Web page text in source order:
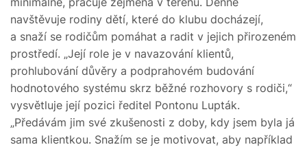
navštěvuje rodiny dětí, které do klubu docházejí,
a snaží se rodičům pomáhat a radit v jejich přirozeném
prostředí. „Její role je v navazování klientů,
prohlubování důvěry a podprahovém budování
hodnotového systému skrz běžné rozhovory s rodiči,“
vysvětluje její pozici ředitel Pontonu Lupták.
„Předávám jim své zkušenosti z doby, kdy jsem byla já
sama klientkou. Snažím se je motivovat, aby například